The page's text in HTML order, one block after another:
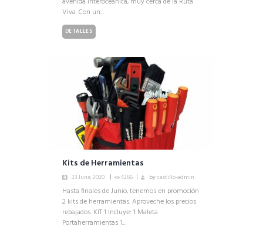
Viva. Con un...
DETALLES
Kits de Herramientas
23 June, 2020 4266 bycastillo-admin
Hasta finales de Junio, tenemos en promoción
2 kits de herramientas. Aproveche los precios
rebajados. KIT 1 Incluye: 1 Maleta
Portaherramientas 1...